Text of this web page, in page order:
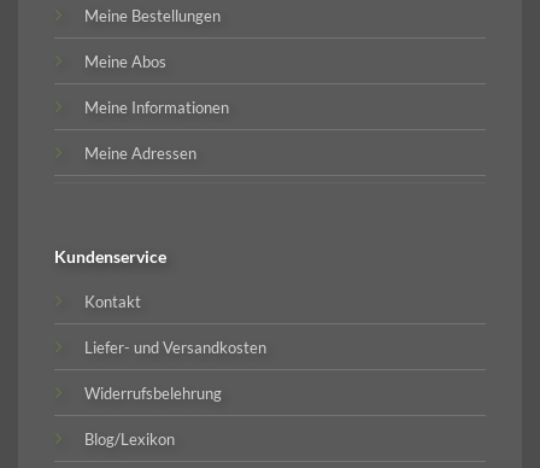
Meine Bestellungen
Meine Abos
Meine Informationen
Meine Adressen
Kundenservice
Kontakt
Liefer- und Versandkosten
Widerrufsbelehrung
Blog/Lexikon